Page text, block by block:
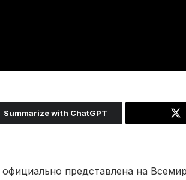
Summarize with ChatGPT
представлена на